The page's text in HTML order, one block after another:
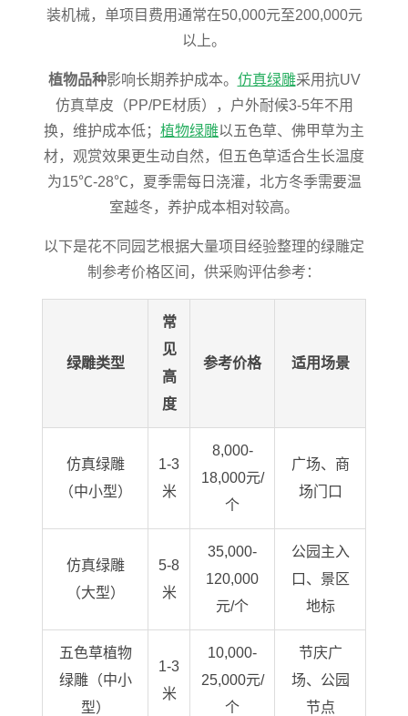
装机械，单项目费用通常在50,000元至200,000元
以上。
植物品种影响长期养护成本。 仿真绿雕采用抗UV
仿真草皮（PP/PE材质），户外耐候3-5年不用
换，维护成本低； 植物绿雕以五色草、佛甲草为主
材，观赏效果更生动自然，但五色草适合生长温度
为15℃-28℃，夏季需每日浇灌，北方冬季需要温
室越冬，养护成本相对较高。
以下是花不同园艺根据大量项目经验整理的绿雕定
制参考价格区间，供采购评估参考：
绿雕类型
常
见
高
度
参考价格 适用场景
仿真绿雕
（中小型）
1-3
米
8,000-
18,000元/
个
广场、商
场门口
仿真绿雕
（大型）
5-8
米
35,000-
120,000
元/个
公园主入
口、景区
地标
五色草植物
绿雕（中小
型）
1-3
米
10,000-
25,000元/
个
节庆广
场、公园
节点